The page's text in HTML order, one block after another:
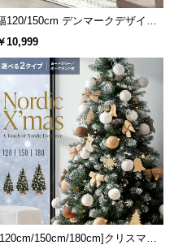
幅120cm デンマーク デザイ
ン ワークデスク
¥19,998
120/150cm デンマークデザイン
ースタイル収納付きテレビボー
10,999
150cm/180cm]クリスマス